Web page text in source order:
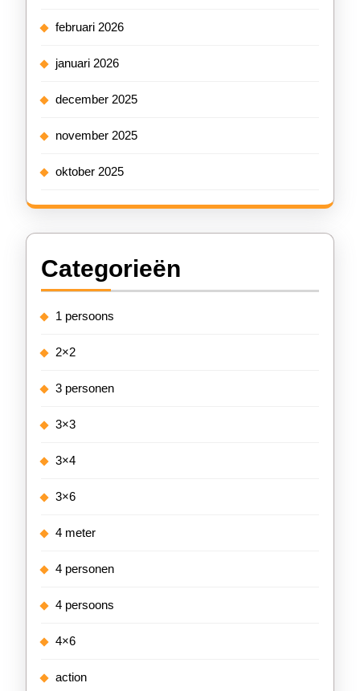
februari 2026
januari 2026
december 2025
november 2025
oktober 2025
Categorieën
1 persoons
2×2
3 personen
3×3
3×4
3×6
4 meter
4 personen
4 persoons
4×6
action